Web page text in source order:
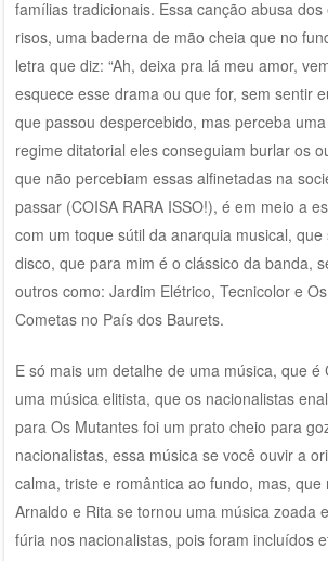
famílias tradicionais. Essa canção abusa
risos, uma baderna de mão cheia que no
letra que diz: “Ah, deixa pra lá meu amor,
esquece esse drama ou que for, sem sentir
que passou despercebido, mas perceba
regime ditatorial eles conseguiam burlar os
que não percebiam essas alfinetadas na
passar (COISA RARA ISSO!), é em meio a
com um toque sútil da anarquia musical,
disco, que para mim é o clássico da banda,
outros como: Jardim Elétrico, Tecnicolor e
Cometas no País dos Baurets.
E só mais um detalhe de uma música, que é
uma música elitista, que os nacionalistas
para Os Mutantes foi um prato cheio para
nacionalistas, essa música se você ouvir a
calma, triste e romântica ao fundo, mas, que
Arnaldo e Rita se tornou uma música zoada
fúria nos nacionalistas, pois foram incluídos